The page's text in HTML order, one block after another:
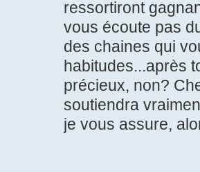
ressortiront
vous écoute pas
des chaines qui
habitudes...après
précieux, non?
soutiendra
je vous assure,